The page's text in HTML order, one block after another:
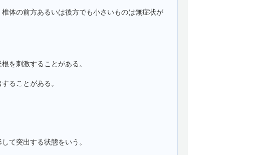
体の前方あるいは後方でも小さいものは無症状が
を刺激することがある。
ることがある。
て突出する状態をいう。